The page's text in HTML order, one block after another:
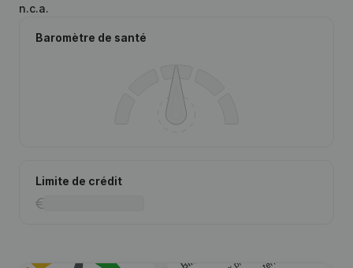
n.c.a.
Baromètre de santé
Limite de crédit